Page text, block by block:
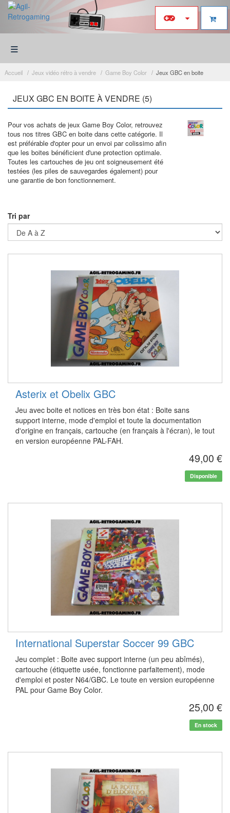
≡
Accueil Jeux vidéo rétro à vendre Game Boy Color Jeux GBC en boite
JEUX GBC EN BOITE À VENDRE (5)
Pour vos achats de jeux Game Boy Color, retrouvez
tous nos titres GBC en boite dans cette catégorie. Il
est préférable d'opter pour un envoi par colissimo afin
que les boites bénéficient d'une protection optimale.
Toutes les cartouches de jeu ont soigneusement été
testées (les piles de sauvegardes également) pour
une garantie de bon fonctionnement.
Tri par
Asterix et Obelix GBC
Jeu avec boite et notices en très bon état : Boite sans
support interne, mode d'emploi et toute la documentation
d'origine en français, cartouche (en français à l'écran), le tout
en version européenne PAL-FAH.
49,00 €
Disponible
International Superstar Soccer 99 GBC
Jeu complet : Boite avec support interne (un peu abîmés),
cartouche (étiquette usée, fonctionne parfaitement), mode
d'emploi et poster N64/GBC. Le toute en version européenne
PAL pour Game Boy Color.
25,00 €
En stock